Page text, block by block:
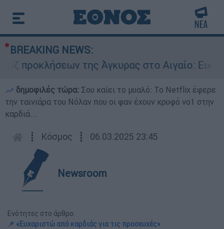
BREAKING NEWS:
προκλήσεων της Άγκυρας στο Αιγαίο:
δημοφιλές τώρα: Σου καίει το μυαλό: Το Netflix έφερε
την ταινιάρα του Νόλαν που οι φαν έχουν κρυφό νο1 στην
καρδιά...
┋ Κόσμος ┋ 06.03.2025 23:45
Newsroom
Ενότητες στο άρθρο:
📌 «Ευχαριστώ από καρδιάς για τις προσευχές»